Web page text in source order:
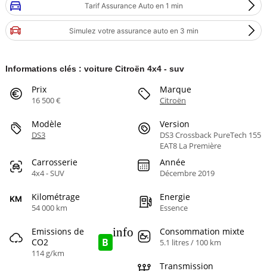
Tarif Assurance Auto en 1 min
Simulez votre assurance auto en 3 min
Informations clés : voiture Citroën 4x4 - suv
Prix
16 500 €
Marque
Citroën
Modèle
DS3
Version
DS3 Crossback PureTech 155
EAT8 La Première
Carrosserie
4x4 - SUV
Année
Décembre 2019
Kilométrage
54 000 km
Energie
Essence
Emissions de
CO2
114 g/km
B
info Consommation mixte
5.1 litres / 100 km
Transmission